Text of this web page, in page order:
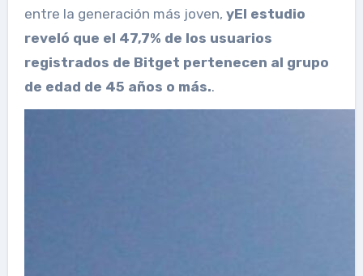
entre la generación más joven, yEl estudio
reveló que el 47,7% de los usuarios
registrados de Bitget pertenecen al grupo
de edad de 45 años o más..